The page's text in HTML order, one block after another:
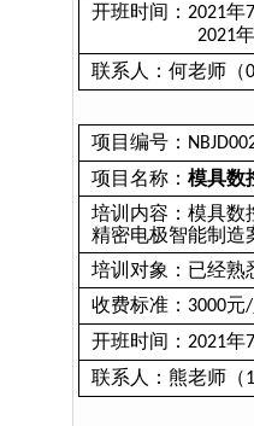
开班时间： 2021年7
2021年
联系人：何老师（
项目编号：
项目名称： 模具数
培训内容 ：模具
精密电极智能制造
培训对象：已经熟
收费标准： 3000元/
开班时间： 2021年7
联系人：熊老师（